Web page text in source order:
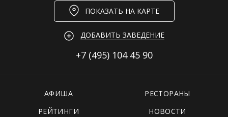
ПОКАЗАТЬ НА КАРТЕ
ДОБАВИТЬ ЗАВЕДЕНИЕ
+7 (495) 104 45 90
АФИША
РЕСТОРАНЫ
РЕЙТИНГИ
НОВОСТИ